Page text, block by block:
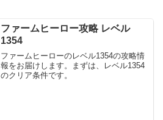
ファームヒーロー攻略 レベル
1354
ファームヒーローのレベル1354の攻略情
報をお届けします。まずは、レベル1354
のクリア条件です。